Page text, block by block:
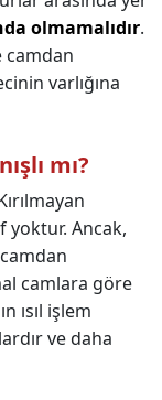
olmamalıdır.
camdan
varlığına
mı?
yoktur. Ancak,
camlara göre
ısıl işlem
ve daha